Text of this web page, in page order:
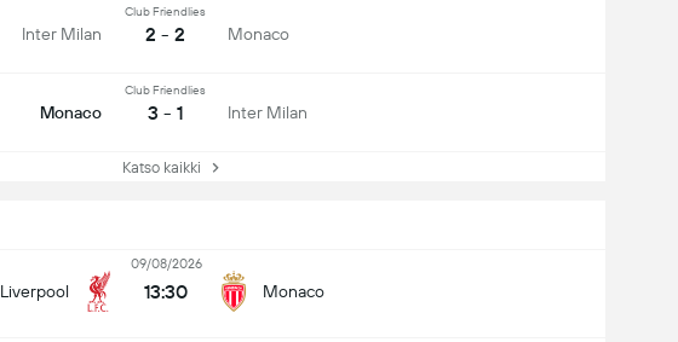
Liverpool
09/08/2026
13:30 Monaco
Inter Milan
Club Friendlies
2 - 2 Monaco
Monaco
Club Friendlies
3 - 1 Inter Milan
Katso kaikki